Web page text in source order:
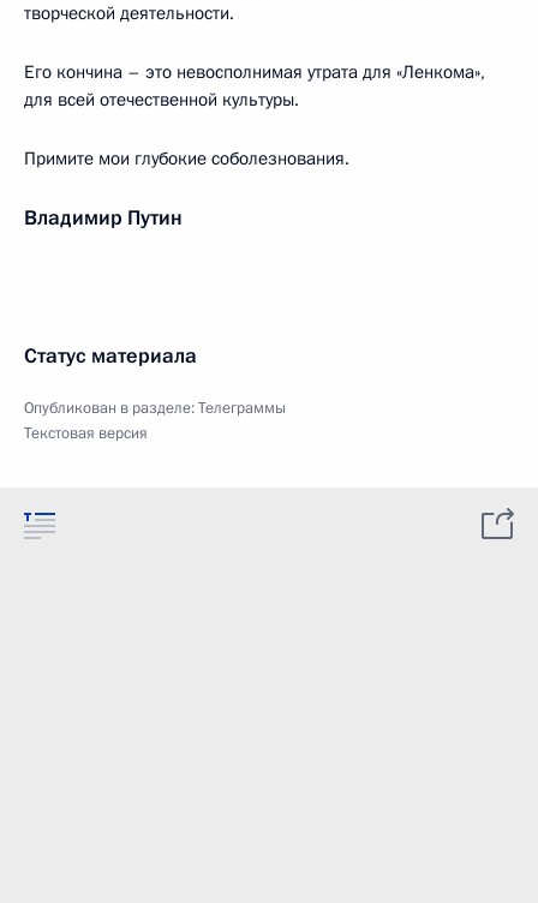
творческой деятельности.
Его кончина – это невосполнимая утрата для «Ленкома»,
для всей отечественной культуры.
Примите мои глубокие соболезнования.
Владимир Путин
Статус материала
Опубликован в разделе:Телеграммы
Текстовая версия